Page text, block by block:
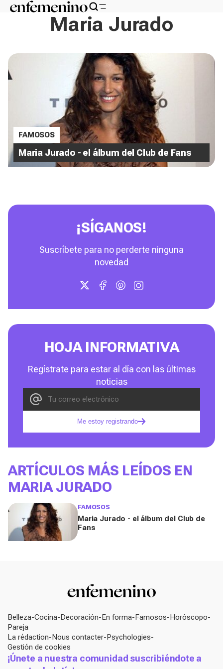
Maria Jurado
FAMOSOS
Maria Jurado - el álbum del Club de Fans
¡SÍGANOS!
Suscríbete para no perderte ninguna
novedad
HOJA INFORMATIVA
Regístrate para estar al día con las últimas
noticias
Me estoy registrando
ARTÍCULOS MÁS LEÍDOS EN
MARIA JURADO
FAMOSOS
Maria Jurado - el álbum del Club de
Fans
Belleza Cocina Decoración En forma Famosos Horóscopo
Pareja
La rédaction Nous contacter Psychologies
Gestión de cookies
¡Únete a nuestra comunidad suscribiéndote a